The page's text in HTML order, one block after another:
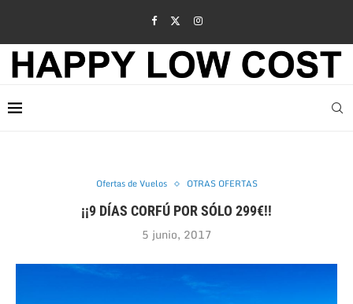
Ofertas de Vuelos OTRAS OFERTAS
¡¡9 DÍAS CORFÚ POR SÓLO 299€!!
5 junio, 2017